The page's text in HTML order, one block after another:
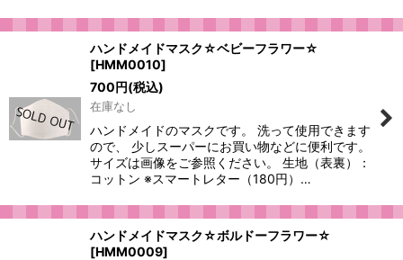
ハンドメイドマスク☆ベビーフラワー☆
[HMM0010]
700円(税込)
在庫なし
ハンドメイドのマスクです。 洗って使用できます
ので、 少しスーパーにお買い物などに便利です。
サイズは画像をご参照ください。 生地（表裏）：
コットン ※スマートレター（180円）…
ハンドメイドマスク☆ボルドーフラワー☆
[HMM0009]